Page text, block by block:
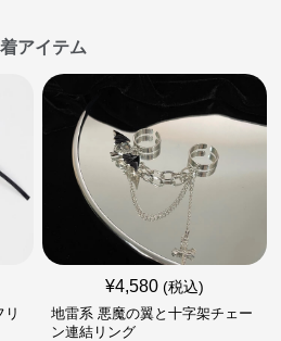
アイテム
¥4,580 (税込)
地雷系 悪魔の翼と十字架チェー
ン連結リング